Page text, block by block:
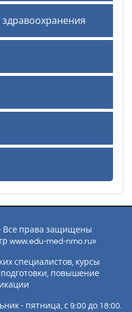
Все права защищены
www.edu-med-nmo.ru»
специалистов, курсы
повышение
- пятница, с 9:00 до 18:00.